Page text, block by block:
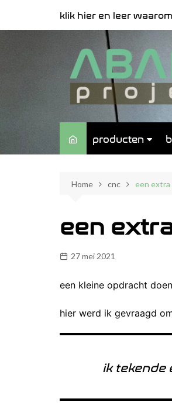
klik hier en leer
producten
meubels
Home cnc een extra
een
27 mei 2021
een kleine opdracht
hier werd ik gevraagd
ik tekende